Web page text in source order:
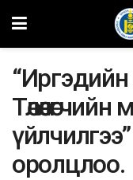
үйлчилгээ”
оролцлоо.